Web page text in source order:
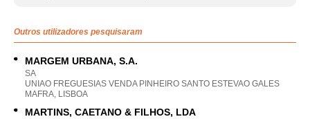
Outros utilizadores pesquisaram
MARGEM URBANA, S.A.
SA
UNIAO FREGUESIAS VENDA PINHEIRO SANTO ESTEVAO GALES
MAFRA, LISBOA
MARTINS, CAETANO & FILHOS, LDA